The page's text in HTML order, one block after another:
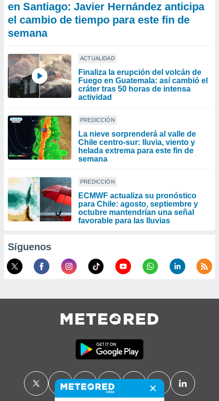
en Santiago: Javier Hernández anticipa
el cambio de tiempo para este fin de
semana
ACTUALIDAD
Finaliza la erupción del volcán de
Fuego en Guatemala: así cambió el
cráter tras 50 horas de intensa
actividad
PREDICCIÓN
La nieve sorprenderá al valle de
Chile centro-sur: lluvia, viento y
helada extrema para este fin de
semana
PREDICCIÓN
ECMWF actualiza su pronóstico
para Chile: agosto, septiembre y
octubre mantendrían una señal
favorable para las lluvias
Síguenos